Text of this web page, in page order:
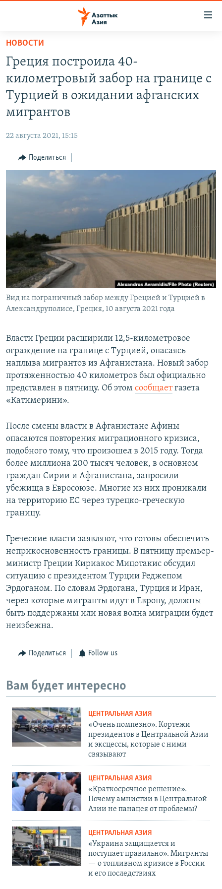
Вернуться
основному
содержанию
Вернутся
главной
Вернутся
поиску
КЫРГЫЗСТАН
НОВОСТИ
ВОЙНА В УКРАИНЕ
КЫРГЫЗЧА
ЎЗБЕКЧА
ТОҶИКӢ
ПОДПИШИТЕСЬ НА НАС В СОЦСЕТЯХ
Все сайты РСЕ/РС
НОВОСТИ
Греция построила 40-
километровый забор на границе с
Турцией в ожидании афганских
мигрантов
22 августа 2021, 15:15
Поделиться
Вид на пограничный забор между Грецией и Турцией в
Александруполисе, Греция, 10 августа 2021 года
Власти Греции расширили 12,5-километровое
ограждение на границе с Турцией, опасаясь
наплыва мигрантов из Афганистана. Новый забор
протяженностью 40 километров был официально
представлен в пятницу. Об этом сообщаетгазета
«Катимерини».
После смены власти в Афганистане Афины
опасаются повторения миграционного кризиса,
подобного тому, что произошел в 2015 году. Тогда
более миллиона 200 тысяч человек, в основном
граждан Сирии и Афганистана, запросили
убежища в Евросоюзе. Многие из них проникали
на территорию ЕС через турецко-греческую
границу.
Греческие власти заявляют, что готовы обеспечить
неприкосновенность границы. В пятницу премьер-
министр Греции Кириакос Мицотакис обсудил
ситуацию с президентом Турции Реджепом
Эрдоганом. По словам Эрдогана, Турция и Иран,
через которые мигранты идут в Европу, должны
быть поддержаны или новая волна миграции будет
неизбежна.
Поделиться Follow us
Вам будет интересно
ЦЕНТРАЛЬНАЯ АЗИЯ
«Очень помпезно». Кортежи
президентов в Центральной Азии
и эксцессы, которые с ними
связывают
ЦЕНТРАЛЬНАЯ АЗИЯ
«Краткосрочное решение».
Почему амнистии в Центральной
Азии не панацея от проблемы?
ЦЕНТРАЛЬНАЯ АЗИЯ
«Украина защищается и
поступает правильно». Мигранты
— о топливном кризисе в России
и его последствиях